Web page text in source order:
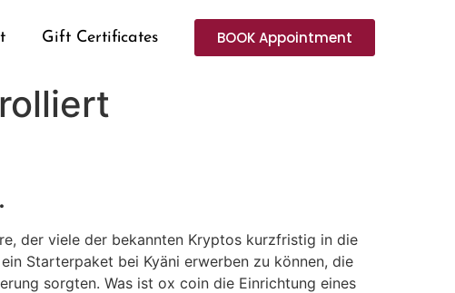
Gift Certificates BOOK Appointment
der viele der bekannten Kryptos kurzfristig in die
Starterpaket bei Kyäni erwerben zu können, die
sorgten. Was ist ox coin die Einrichtung eines